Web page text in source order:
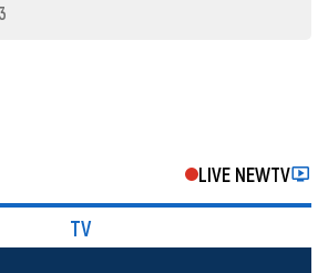
LIVE NEWTV
TV